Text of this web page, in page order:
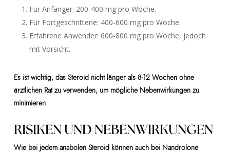
Für Anfänger: 200-400 mg pro Woche.
Für Fortgeschrittene: 400-600 mg pro Woche.
Erfahrene Anwender: 600-800 mg pro Woche, jedoch
mit Vorsicht.
Es ist wichtig, das Steroid nicht länger als 8-12 Wochen ohne
ärztlichen Rat zu verwenden, um mögliche Nebenwirkungen zu
minimieren.
RISIKEN UND NEBENWIRKUNGEN
Wie bei jedem anabolen Steroid können auch bei Nandrolone